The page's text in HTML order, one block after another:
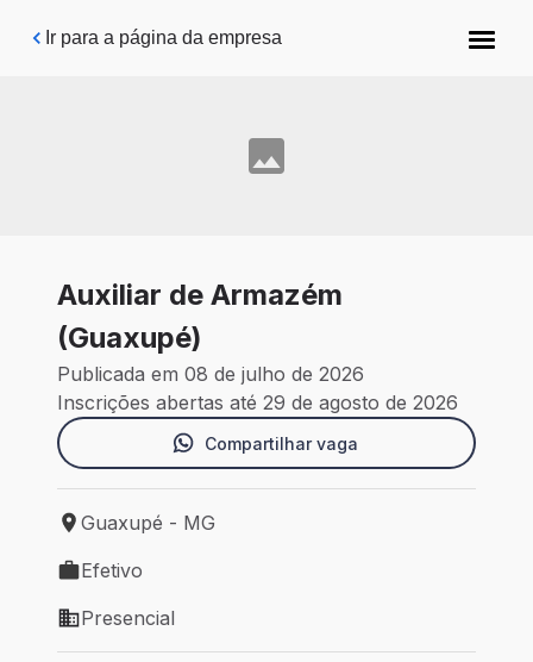
Pular para o conteúdo principal
Ir para a página da empresa
Auxiliar de Armazém
(Guaxupé)
Publicada em 08 de julho de 2026
Inscrições abertas até 29 de agosto de 2026
Compartilhar vaga
Local de trabalho: Guaxupé - MG
Guaxupé - MG
Tipo de vaga: Efetivo
Efetivo
Modelo de trabalho: Presencial
Presencial